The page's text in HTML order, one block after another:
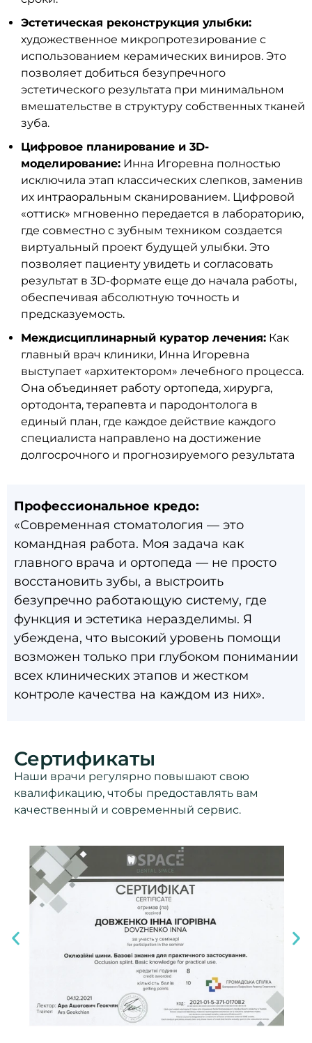
Эстетическая реконструкция улыбки:
художественное микропротезирование с
использованием керамических виниров. Это
позволяет добиться безупречного
эстетического результата при минимальном
вмешательстве в структуру собственных тканей
зуба.
Цифровое планирование и 3D-
моделирование: Инна Игоревна полностью
исключила этап классических слепков, заменив
их интраоральным сканированием. Цифровой
«оттиск» мгновенно передается в лабораторию,
где совместно с зубным техником создается
виртуальный проект будущей улыбки. Это
позволяет пациенту увидеть и согласовать
результат в 3D-формате еще до начала работы,
обеспечивая абсолютную точность и
предсказуемость.
Междисциплинарный куратор лечения: Как
главный врач клиники, Инна Игоревна
выступает «архитектором» лечебного процесса.
Она объединяет работу ортопеда, хирурга,
ортодонта, терапевта и пародонтолога в
единый план, где каждое действие каждого
специалиста направлено на достижение
долгосрочного и прогнозируемого результата
Профессиональное кредо:
«Современная стоматология — это
командная работа. Моя задача как
главного врача и ортопеда — не просто
восстановить зубы, а выстроить
безупречно работающую систему, где
функция и эстетика неразделимы. Я
убеждена, что высокий уровень помощи
возможен только при глубоком понимании
всех клинических этапов и жестком
контроле качества на каждом из них».
Сертификаты
Наши врачи регулярно повышают свою
квалификацию, чтобы предоставлять вам
качественный и современный сервис.